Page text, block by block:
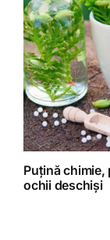
Puțină
ochii deschiși